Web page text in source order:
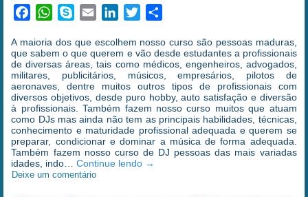
FacebookWhatsApp
Skype Email LinkedInTwitter
A maioria dos que escolhem nosso curso são pessoas maduras,
que sabem o que querem e vão desde estudantes a profissionais
de diversas áreas, tais como médicos, engenheiros, advogados,
militares, publicitários, músicos, empresários, pilotos de
aeronaves, dentre muitos outros tipos de profissionais com
diversos objetivos, desde puro hobby, auto satisfação e diversão
à profissionais. Também fazem nosso curso muitos que atuam
como DJs mas ainda não tem as principais habilidades, técnicas,
conhecimento e maturidade profissional adequada e querem se
preparar, condicionar e dominar a música de forma adequada.
Também fazem nosso curso de DJ pessoas das mais variadas
idades, indo…Continue lendo →
Deixe um comentário